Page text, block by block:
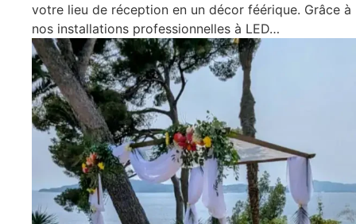
votre lieu de réception en un décor féérique. Grâce à
nos installations professionnelles à LED…